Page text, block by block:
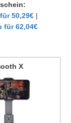
50,29€ |
für 62,04€
X